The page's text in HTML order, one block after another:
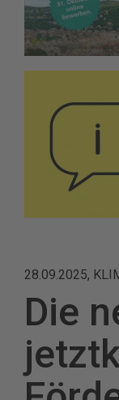
28.09.2025,
Die